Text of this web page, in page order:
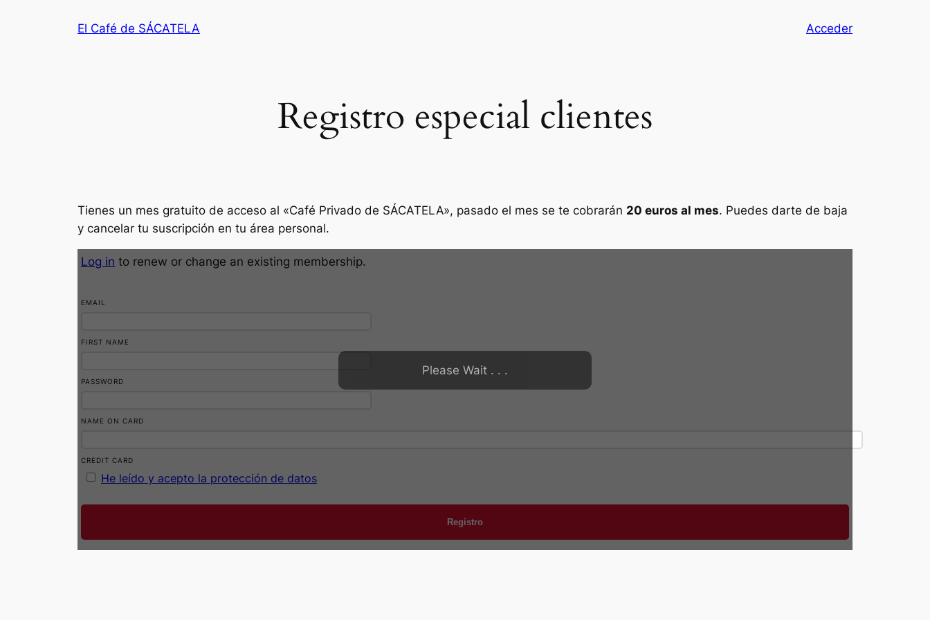
El Café de SÁCATELA Acceder
Registro especial clientes
Tienes un mes gratuito de acceso al «Café Privado de SÁCATELA», pasado el mes se te cobrarán 20 euros al mes. Puedes darte de baja
y cancelar tu suscripción en tu área personal.
Log in to renew or change an existing membership.
EMAIL
FIRST NAME
PASSWORD
NAME ON CARD
CREDIT CARD
He leído y acepto la protección de datos
Please Wait . . .